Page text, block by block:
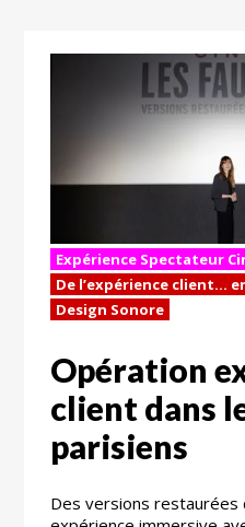
Expérience Spectateur
De l’expérience client…
Design Sonore
Opération
client dans
parisiens
Des versions restaurées